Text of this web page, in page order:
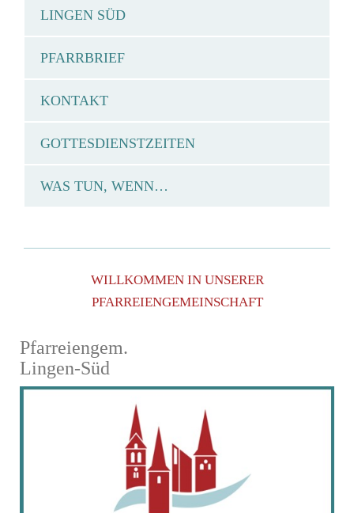
LINGEN SÜD
PFARRBRIEF
KONTAKT
GOTTESDIENSTZEITEN
WAS TUN, WENN…
WILLKOMMEN IN UNSERER
PFARREIENGEMEINSCHAFT
Pfarreiengem.
Lingen-Süd